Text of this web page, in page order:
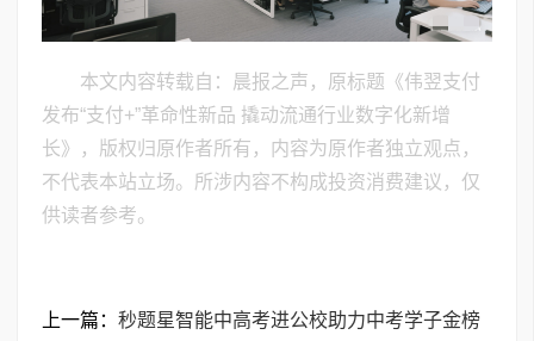
本文内容转载自：晨报之声，原标题《伟翌支付
发布“支付+”革命性新品 撬动流通行业数字化新增
长》，版权归原作者所有，内容为原作者独立观点，
不代表本站立场。所涉内容不构成投资消费建议，仅
供读者参考。
上一篇： 秒题星智能中高考进公校助力中考学子金榜